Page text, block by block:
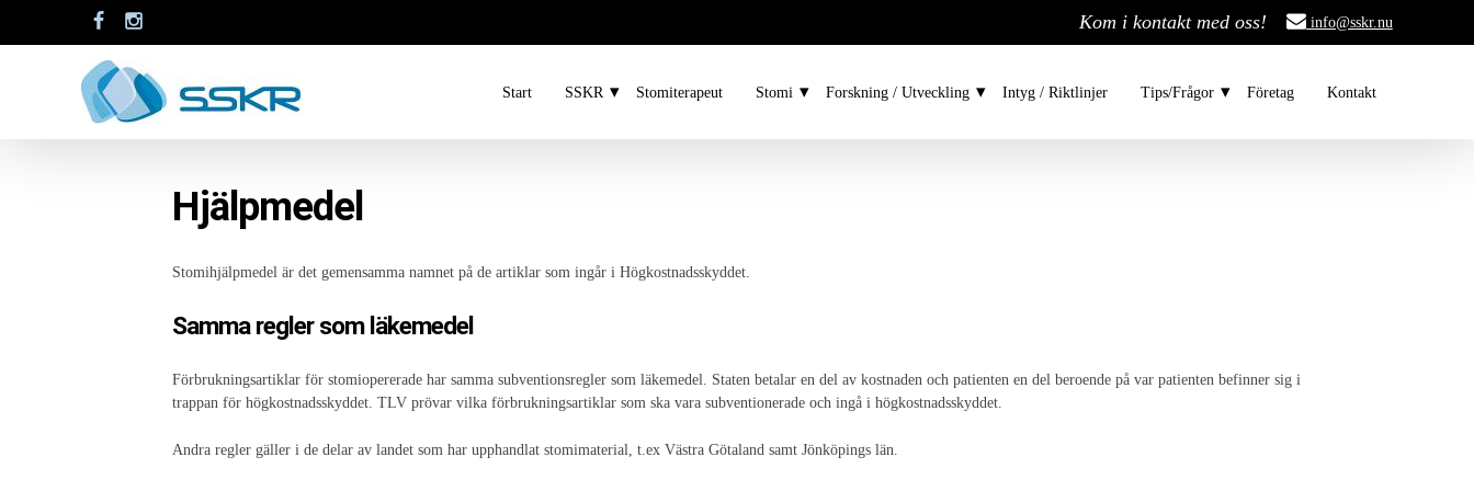
Kom i kontakt med oss! info@sskr.nu
Start SSKR Stomiterapeut Stomi Forskning / Utveckling Intyg / Riktlinjer Tips/Frågor Företag Kontakt
Hjälpmedel
Stomihjälpmedel är det gemensamma namnet på de artiklar som ingår i Högkostnadsskyddet.
Samma regler som läkemedel
Förbrukningsartiklar för stomiopererade har samma subventionsregler som läkemedel. Staten betalar en del av kostnaden och patienten en del beroende på var patienten befinner sig i
trappan för högkostnadsskyddet. TLV prövar vilka förbrukningsartiklar som ska vara subventionerade och ingå i högkostnadsskyddet.
Andra regler gäller i de delar av landet som har upphandlat stomimaterial, t.ex Västra Götaland samt Jönköpings län.